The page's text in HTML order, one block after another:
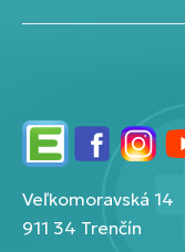
EdupageFacebook
Veľkomoravská 14
911 34 Trenčín